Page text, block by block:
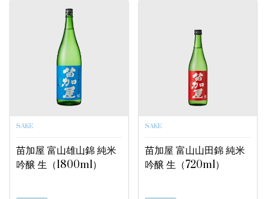
SAKE
苗加屋 富山雄山錦 純米
吟醸 生（1800ml）
SAKE
苗加屋 富山山田錦 純米
吟醸 生（720ml）